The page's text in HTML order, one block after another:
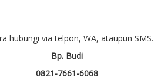
hubungi via telpon, WA, ataupun SMS.
Bp. Budi
0821-7661-6068